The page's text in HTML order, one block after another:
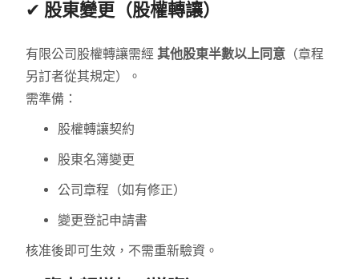
✔ 股東變更（股權轉讓）
有限公司股權轉讓需經其他股東半數以上同意 （章程
另訂者從其規定）。
需準備：
股權轉讓契約
股東名簿變更
公司章程（如有修正）
變更登記申請書
核准後即可生效，不需重新驗資。